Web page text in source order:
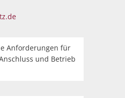
Anforderungen für
und Betrieb